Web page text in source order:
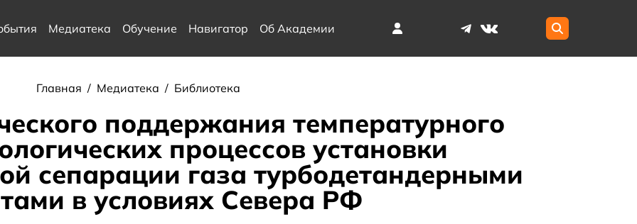
Медиатека Обучение Навигатор Об Академии
Главная / Медиатека / Библиотека
поддержания температурного
процессов установки
сепарации газа турбодетандерными
в условиях Севера РФ